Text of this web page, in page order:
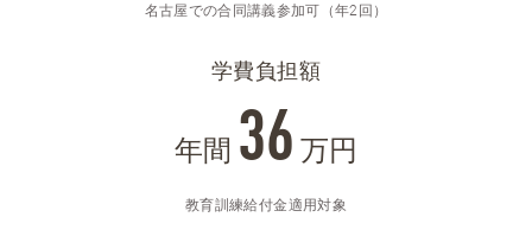
名古屋での合同講義参加可（年2回）
学費負担額
年間 36 万円
教育訓練給付金適用対象